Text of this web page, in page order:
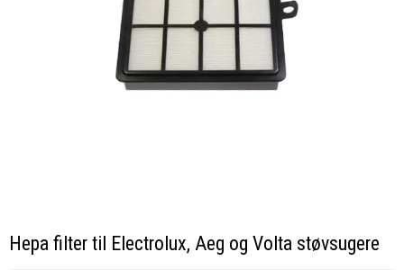
Hepa filter til Electrolux, Aeg og Volta støvsugere